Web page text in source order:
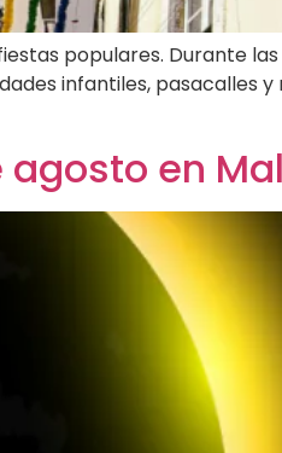
populares. Durante
infantiles, pasacalles
agosto en